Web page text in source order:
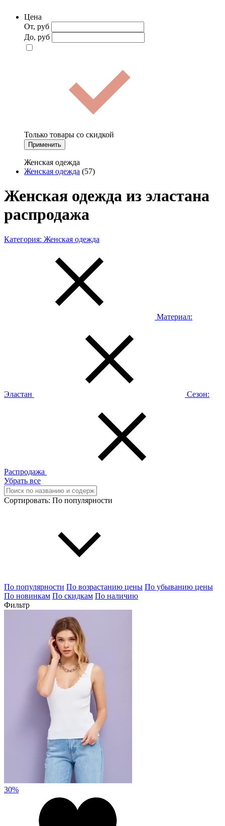
Цена
От, руб
До, руб
Только товары со скидкой
Применить
Женская одежда
Женская одежда (57)
Женская одежда из эластана
распродажа
Категория: Женская одежда
Материал:
Эластан Сезон:
Распродажа
Убрать все
Сортировать: По популярности
По популярности По возрастанию цены По убыванию цены
По новинкам По скидкам По наличию
Фильтр
30%